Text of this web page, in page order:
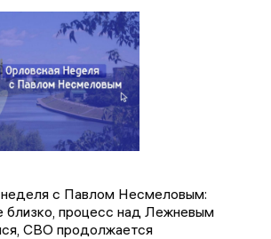
с Павлом Несмеловым:
близко, процесс над Лежневым
СВО продолжается